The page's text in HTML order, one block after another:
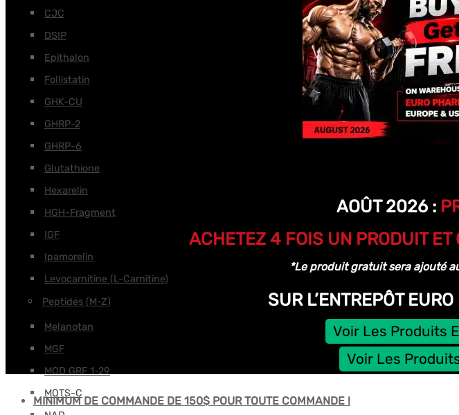
CJC
DSIP
Epithalon
Follistatin
GHK-CU
GHRP-2
GHRP-6
Glutathione
Hexarelin
HGH-Fragment
IGF
Ipamorelin
Levocarnitine (L-Carnitine)
Peptides (M-Z)
Melanotan
MGF
MOD GRF 1-29
MOTS-C
AOÛT 2026 :
ACHETEZ 4 FOIS UN PRODUIT ET
*Le produit gratuit sera ajouté
SUR L’ENTREPÔT
Voir Les Produits
Voir Les
MINIMUM DE COMMANDE DE 150$ POUR TOUTE COMMANDE !